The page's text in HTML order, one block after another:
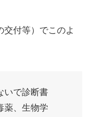
付等）でこのよ
いで診断書
薬、生物学